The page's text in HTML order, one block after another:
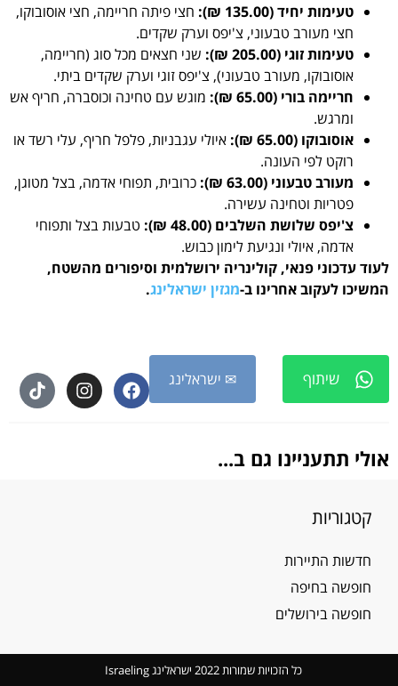
טעימות יחיד (135.00 ₪):
חצי פיתה חריימה, חצי אוסובוקו,
חצי מעורב טבעוני, צ'יפס וערק שקדים.
טעימות זוגי (205.00 ₪):
שני חצאים מכל סוג (חריימה,
אוסובוקו, מעורב טבעוני), צ'יפס זוגי וערק שקדים ביתי.
חריימה בורי (65.00 ₪):
מוגש עם טחינה וכוסברה, חריף אש
ומרגש.
אוסובוקו (65.00 ₪):
איולי עגבניות, פלפל חריף, עלי רשד או
רוקט לפי העונה.
מעורב טבעוני (63.00 ₪):
כרובית, תפוחי אדמה, בצל מטוגן,
פטריות וטחינה עשירה.
צ'יפס שלושת השלבים (48.00 ₪):
טבעות בצל ותפוחי
אדמה, איולי ונגיעת לימון כבוש.
לעוד עדכוני פנאי, קולינריה ירושלמית וסיפורים מהשטח,
המשיכו לעקוב אחרינו ב-מגזין ישראלינג.
שיתוף ✉ ישראלינג
אולי תתעניינו גם ב...
קטגוריות
חדשות התיירות
חופשה בחיפה
חופשה בירושלים
כל הזכויות שמורות 2022 ישראלינג Israeling